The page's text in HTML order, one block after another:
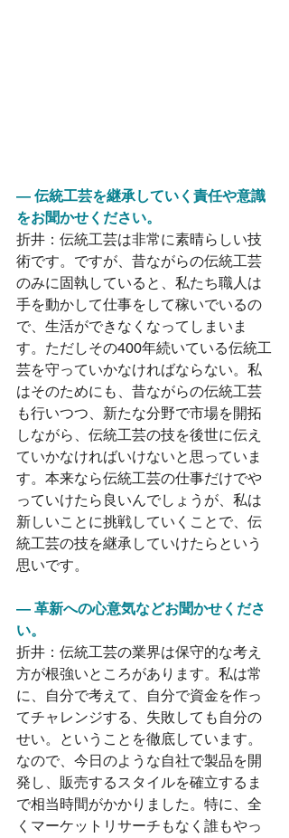
― 伝統工芸を継承していく責任や意識
をお聞かせください。
折井：伝統工芸は非常に素晴らしい技
術です。ですが、昔ながらの伝統工芸
のみに固執していると、私たち職人は
手を動かして仕事をして稼いでいるの
で、生活ができなくなってしまいま
す。ただしその400年続いている伝統工
芸を守っていかなければならない。私
はそのためにも、昔ながらの伝統工芸
も行いつつ、新たな分野で市場を開拓
しながら、伝統工芸の技を後世に伝え
ていかなければいけないと思っていま
す。本来なら伝統工芸の仕事だけでや
っていけたら良いんでしょうが、私は
新しいことに挑戦していくことで、伝
統工芸の技を継承していけたらという
思いです。
― 革新への心意気などお聞かせくださ
い。
折井：伝統工芸の業界は保守的な考え
方が根強いところがあります。私は常
に、自分で考えて、自分で資金を作っ
てチャレンジする、失敗しても自分の
せい。ということを徹底しています。
なので、今日のような自社で製品を開
発し、販売するスタイルを確立するま
で相当時間がかかりました。特に、全
くマーケットリサーチもなく誰もやっ